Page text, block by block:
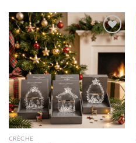
Ajouter
CRÈCHE